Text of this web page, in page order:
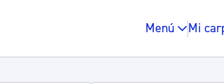
Menú Mi